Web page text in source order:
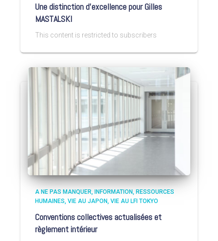
Une distinction d’excellence pour Gilles
MASTALSKI
This content is restricted to subscribers
A NE PAS MANQUER INFORMATION
RESSOURCES
HUMAINES VIE AU JAPON VIE AU LFI TOKYO
Conventions collectives actualisées et
règlement intérieur